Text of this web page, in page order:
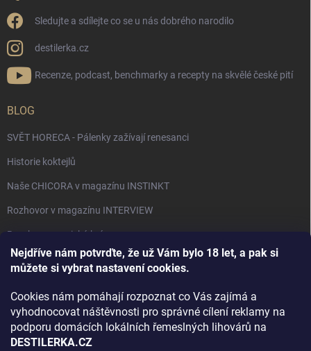
Nejdříve nám potvrďte, že už Vám bylo 18 let, a pak si
můžete si vybrat nastavení cookies.
Cookies nám pomáhají rozpoznat co Vás zajímá a
vyhodnocovat náštěvnosti pro správné cílení reklamy na
podporu domácích lokálních řemeslných lihovárů na
DESTILERKA.CZ
Sledujte a sdílejte co se u nás dobrého narodilo
destilerka.cz
Recenze, podcast, benchmarky a recepty na skvělé české pití
BLOG
SVĚT HORECA - Pálenky zažívají renesanci
Historie koktejlů
Naše CHICORA v magazínu INSTINKT
Rozhovor v magazínu INTERVIEW
Bourbon, americká krása.
Napsali v TÝDNU o naší práci
Rozhovor s DESTILERKA.CZ v magazínu DRINKING-CAT
Jak vybrat dárek na Vánoce